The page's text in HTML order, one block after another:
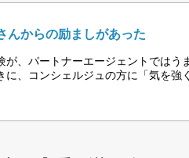
んからの励ましがあった
が、パートナーエージェントでは
に、コンシェルジュの方に「気を